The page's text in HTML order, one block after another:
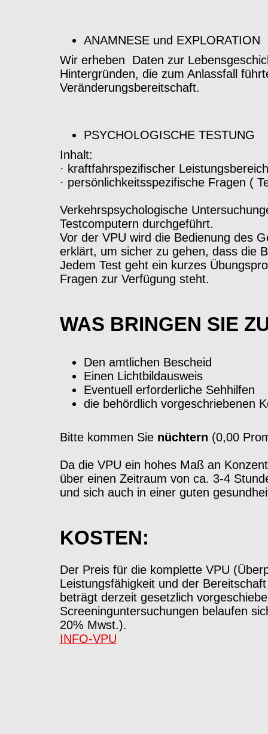
ANAMNESE und EXPLORATION
Wir erheben Daten zur
Hintergründen, die zum Anlassfall
Veränderungsbereitschaft.
PSYCHOLOGISCHE TESTUNG
Inhalt:
· kraftfahrspezifischer
· persönlichkeitsspezifische Fragen (
Verkehrspsychologische
Testcomputern durchgeführt.
Vor der VPU wird die Bedienung des
erklärt, um sicher zu gehen, dass die
Jedem Test geht ein kurzes
Fragen zur Verfügung steht.
WAS BRINGEN SIE
Den amtlichen Bescheid
Einen Lichtbildausweis
Eventuell erforderliche Sehhilfen
die behördlich vorgeschriebenen
Bitte kommen Sie nüchtern (0,00
Da die VPU ein hohes Maß an
über einen Zeitraum von ca. 3-4
und sich auch in einer guten
KOSTEN:
Der Preis für die komplette VPU
Leistungsfähigkeit und der
beträgt derzeit gesetzlich
Screeninguntersuchungen belaufen
20% Mwst.).
INFO-VPU